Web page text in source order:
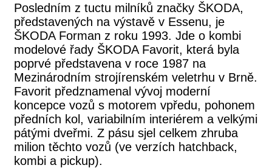
Posledním z tuctu milníků značky ŠKODA,
představených na výstavě v Essenu, je
ŠKODA Forman z roku 1993. Jde o kombi
modelové řady ŠKODA Favorit, která byla
poprvé představena v roce 1987 na
Mezinárodním strojírenském veletrhu v Brně.
Favorit předznamenal vývoj moderní
koncepce vozů s motorem vpředu, pohonem
předních kol, variabilním interiérem a velkými
pátými dveřmi. Z pásu sjel celkem zhruba
milion těchto vozů (ve verzích hatchback,
kombi a pickup).